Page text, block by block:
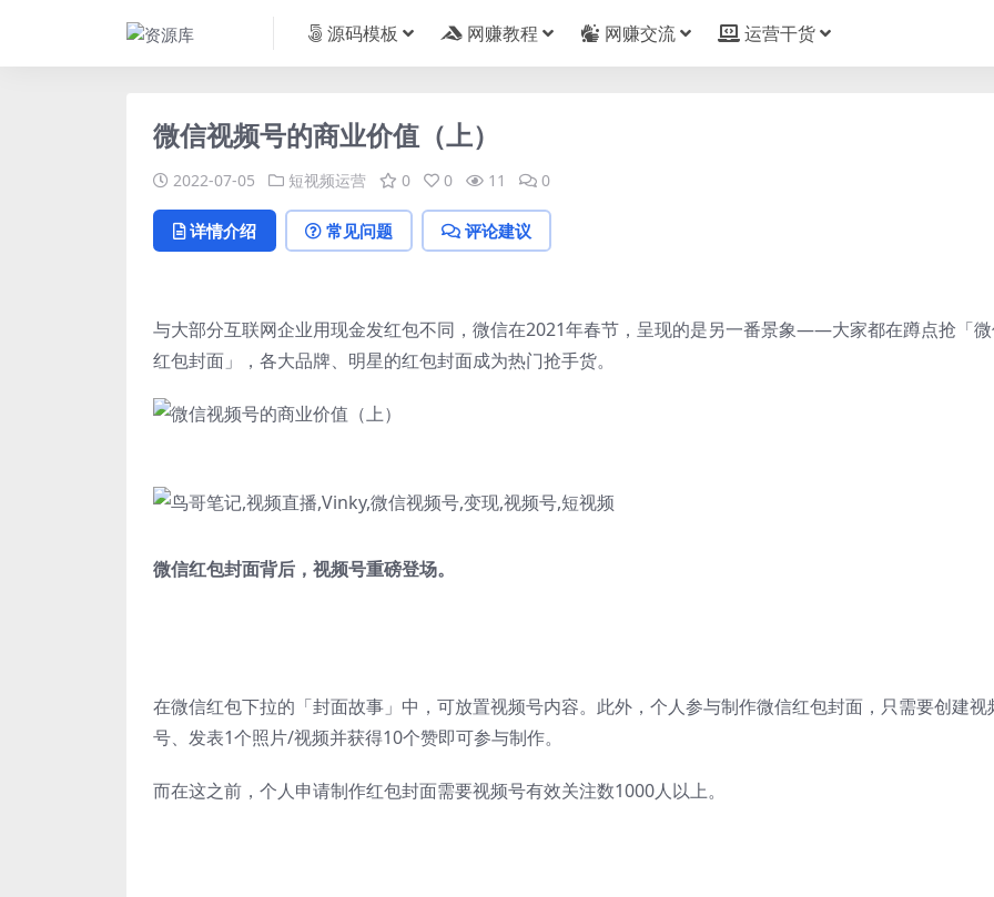
源码模板 网赚教程 网赚交流 运营干货
微信视频号的商业价值（上）
2022-07-05 短视频运营 0 0 11 0
详情介绍 常见问题 评论建议
与大部分互联网企业用现金发红包不同，微信在2021年春节，呈现的是另一番景象——大家都在蹲点抢「
红包封面」，各大品牌、明星的红包封面成为热门抢手货。
微信红包封面背后，视频号重磅登场。
在微信红包下拉的「封面故事」中，可放置视频号内容。此外，个人参与制作微信红包封面，只需要创建视
号、发表1个照片/视频并获得10个赞即可参与制作。
而在这之前，个人申请制作红包封面需要视频号有效关注数1000人以上。